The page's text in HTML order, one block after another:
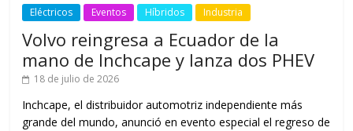
Eléctricos Eventos Híbridos Industria
Volvo reingresa a Ecuador de la
mano de Inchcape y lanza dos PHEV
18 de julio de 2026
Inchcape, el distribuidor automotriz independiente más
grande del mundo, anunció en evento especial el regreso de